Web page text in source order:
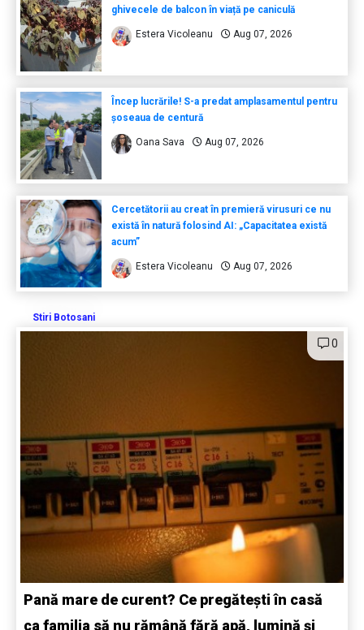
ghivecele de balcon în viață pe caniculă
Estera Vicoleanu Aug 07, 2026
Încep lucrările! S-a predat amplasamentul pentru
șoseaua de centură
Oana Sava Aug 07, 2026
Cercetătorii au creat în premieră virusuri ce nu
există în natură folosind AI: „Capacitatea există
acum”
Estera Vicoleanu Aug 07, 2026
Stiri Botosani
0
Pană mare de curent? Ce pregătești în casă
ca familia să nu rămână fără apă, lumină și